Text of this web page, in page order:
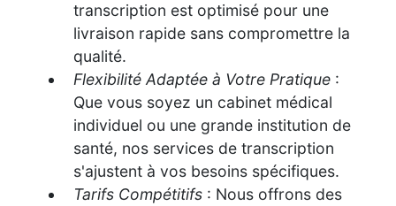
transcription est optimisé pour une
livraison rapide sans compromettre la
qualité.
Flexibilité Adaptée à Votre Pratique :
Que vous soyez un cabinet médical
individuel ou une grande institution de
santé, nos services de transcription
s'ajustent à vos besoins spécifiques.
Tarifs Compétitifs : Nous offrons des